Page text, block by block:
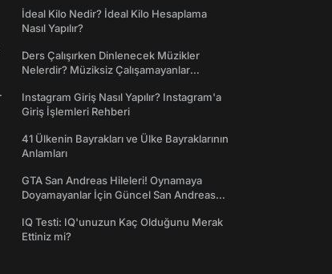
İdeal Kilo Nedir? İdeal Kilo Hesaplama
Nasıl Yapılır?
Ders Çalışırken Dinlenecek Müzikler
Nelerdir? Müziksiz Çalışamayanlar
Instagram Giriş Nasıl Yapılır? Instagram'a
Giriş İşlemleri Rehberi
41 Ülkenin Bayrakları ve Ülke Bayraklarının
Anlamları
GTA San Andreas Hileleri! Oynamaya
Doyamayanlar İçin Güncel San Andreas
IQ Testi: IQ'unuzun Kaç Olduğunu Merak
Ettiniz mi?